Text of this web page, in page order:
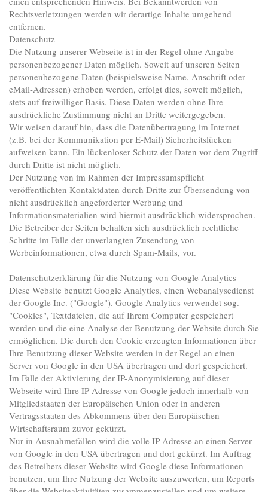
Rechtsverletzungen werden wir derartige Inhalte umgehend
entfernen.
Datenschutz
Die Nutzung unserer Webseite ist in der Regel ohne Angabe
personenbezogener Daten möglich. Soweit auf unseren Seiten
personenbezogene Daten (beispielsweise Name, Anschrift oder
eMail-Adressen) erhoben werden, erfolgt dies, soweit möglich,
stets auf freiwilliger Basis. Diese Daten werden ohne Ihre
ausdrückliche Zustimmung nicht an Dritte weitergegeben.
Wir weisen darauf hin, dass die Datenübertragung im Internet
(z.B. bei der Kommunikation per E-Mail) Sicherheitslücken
aufweisen kann. Ein lückenloser Schutz der Daten vor dem Zugriff
durch Dritte ist nicht möglich.
Der Nutzung von im Rahmen der Impressumspflicht
veröffentlichten Kontaktdaten durch Dritte zur Übersendung von
nicht ausdrücklich angeforderter Werbung und
Informationsmaterialien wird hiermit ausdrücklich widersprochen.
Die Betreiber der Seiten behalten sich ausdrücklich rechtliche
Schritte im Falle der unverlangten Zusendung von
Werbeinformationen, etwa durch Spam-Mails, vor.
Datenschutzerklärung für die Nutzung von Google Analytics
Diese Website benutzt Google Analytics, einen Webanalysedienst
der Google Inc. ("Google"). Google Analytics verwendet sog.
"Cookies", Textdateien, die auf Ihrem Computer gespeichert
werden und die eine Analyse der Benutzung der Website durch Sie
ermöglichen. Die durch den Cookie erzeugten Informationen über
Ihre Benutzung dieser Website werden in der Regel an einen
Server von Google in den USA übertragen und dort gespeichert.
Im Falle der Aktivierung der IP-Anonymisierung auf dieser
Webseite wird Ihre IP-Adresse von Google jedoch innerhalb von
Mitgliedstaaten der Europäischen Union oder in anderen
Vertragsstaaten des Abkommens über den Europäischen
Wirtschaftsraum zuvor gekürzt.
Nur in Ausnahmefällen wird die volle IP-Adresse an einen Server
von Google in den USA übertragen und dort gekürzt. Im Auftrag
des Betreibers dieser Website wird Google diese Informationen
benutzen, um Ihre Nutzung der Website auszuwerten, um Reports